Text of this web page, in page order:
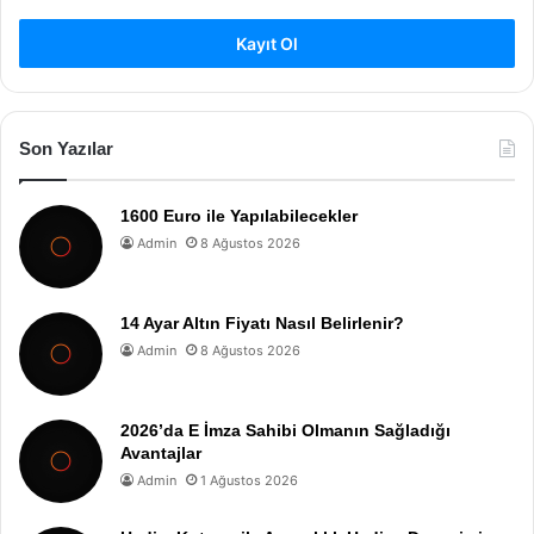
Kayıt Ol
Son Yazılar
1600 Euro ile Yapılabilecekler
Admin 8 Ağustos 2026
14 Ayar Altın Fiyatı Nasıl Belirlenir?
Admin 8 Ağustos 2026
2026’da E İmza Sahibi Olmanın Sağladığı
Avantajlar
Admin 1 Ağustos 2026